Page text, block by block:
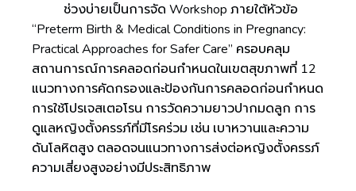
ช่วงบ่ายเป็นการจัด Workshop ภายใต้หัวข้อ
“Preterm Birth & Medical Conditions in Pregnancy:
Practical Approaches for Safer Care” ครอบคลุม
สถานการณ์การคลอดก่อนกำหนดในเขตสุขภาพที่ 12
แนวทางการคัดกรองและป้องกันการคลอดก่อนกำหนด
การใช้โปรเจสเตอโรน การวัดความยาวปากมดลูก การ
ดูแลหญิงตั้งครรภ์ที่มีโรคร่วม เช่น เบาหวานและความ
ดันโลหิตสูง ตลอดจนแนวทางการส่งต่อหญิงตั้งครรภ์
ความเสี่ยงสูงอย่างมีประสิทธิภาพ